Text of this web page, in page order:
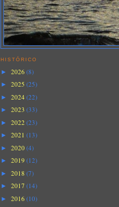
HISTÓRICO
► 2026 (8)
► 2025 (25)
► 2024 (22)
► 2023 (33)
► 2022 (23)
► 2021 (13)
► 2020(4)
► 2019 (12)
► 2018 (7)
► 2017 (14)
► 2016 (10)